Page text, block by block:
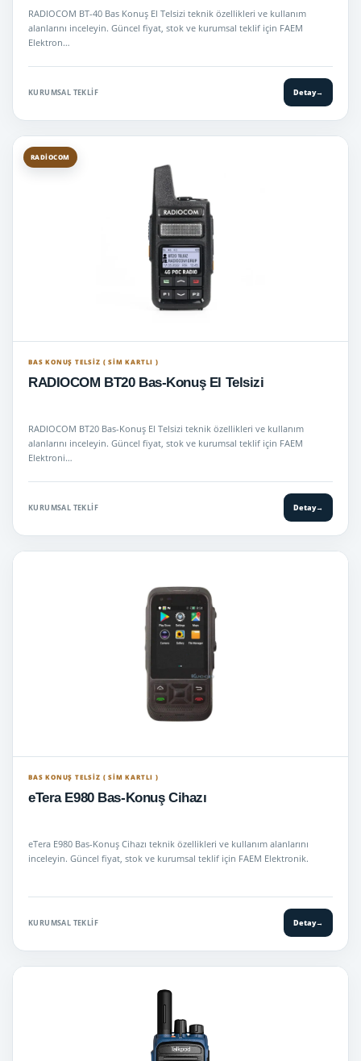
RADIOCOM BT-40 Bas Konuş El Telsizi teknik özellikleri ve kullanım
alanlarını inceleyin. Güncel fiyat, stok ve kurumsal teklif için FAEM
Elektron…
KURUMSAL TEKLIF Detay→
RADIOCOM
BAS KONUŞ TELSIZ ( SİM KARTLI )
RADIOCOM BT20 Bas-Konuş El Telsizi
RADIOCOM BT20 Bas-Konuş El Telsizi teknik özellikleri ve kullanım
alanlarını inceleyin. Güncel fiyat, stok ve kurumsal teklif için FAEM
Elektroni…
KURUMSAL TEKLIF Detay→
BAS KONUŞ TELSIZ ( SİM KARTLI )
eTera E980 Bas-Konuş Cihazı
eTera E980 Bas-Konuş Cihazı teknik özellikleri ve kullanım alanlarını
inceleyin. Güncel fiyat, stok ve kurumsal teklif için FAEM Elektronik.
KURUMSAL TEKLIF Detay→